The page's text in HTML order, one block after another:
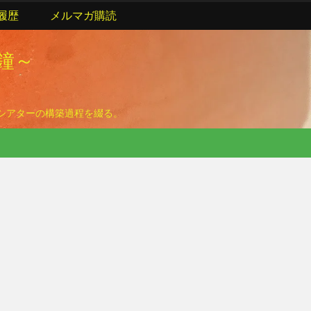
～
ターの構築過程を綴る。
歴 メルマガ購読